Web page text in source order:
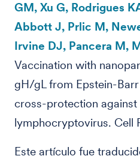
GM, Xu G, Rodrigues
Abbott J, Prlic M,
Irvine DJ, Pancera M,
Vaccination with
gH/gL from Epstein-
cross-protection against
lymphocryptovirus. Cell
Este artículo fue